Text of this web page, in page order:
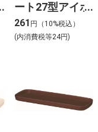
ート27型アイボ
リー
261 円（10%税込）
(内消費税等24円)